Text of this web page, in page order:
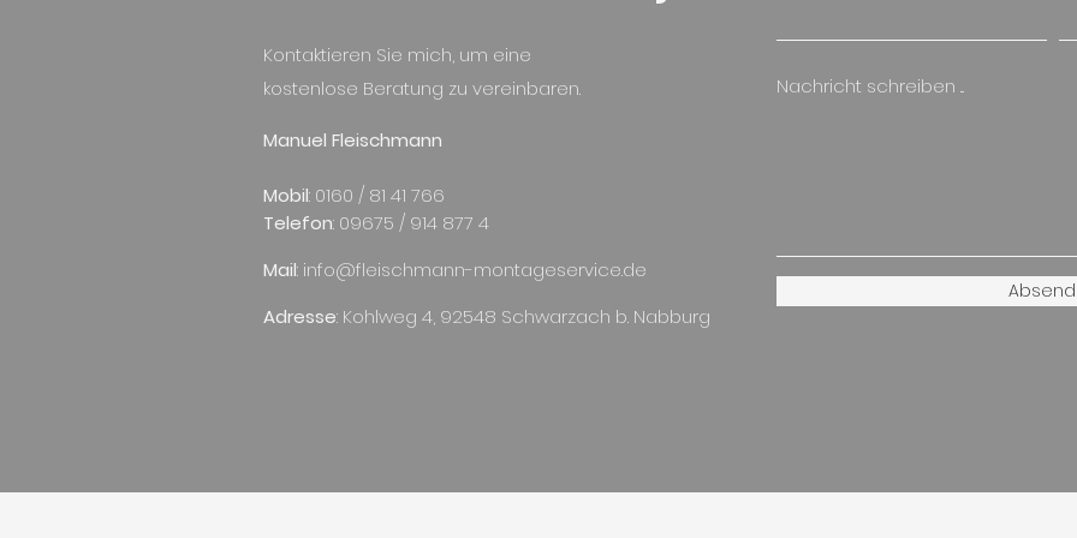
Kontaktieren Sie mich, um eine
kostenlose Beratung zu vereinbaren.
Manuel Fleischmann
Mobil: 0160 / 81 41 766
Telefon: 09675 / 914 877 4
Mail: info@fleischmann-montageservice.de
Adresse: Kohlweg 4, 92548 Schwarzach b. Nabburg
Nachricht schreiben ...